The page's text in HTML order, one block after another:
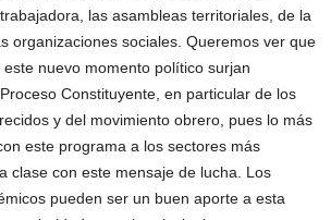
las asambleas territoriales, de la
organizaciones sociales. Queremos ver que
nuevo momento político surjan
Constituyente, en particular de los
y del movimiento obrero, pues lo más
este programa a los sectores más
clase con este mensaje de lucha. Los
pueden ser un buen aporte a esta